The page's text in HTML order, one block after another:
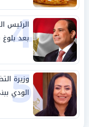
4
الرئيس
بعد
5
وزيرة
الودي